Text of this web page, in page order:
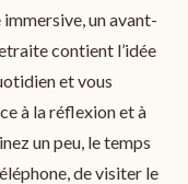
un avant-
contient l’idée
et vous
à la réflexion et à
un peu, le temps
de visiter le